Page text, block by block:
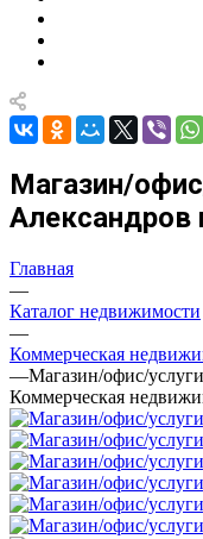
Магазин/
Александров
Главная
—
Каталог недвижимости
—
Коммерческая
—Магазин/офис/
Коммерческая